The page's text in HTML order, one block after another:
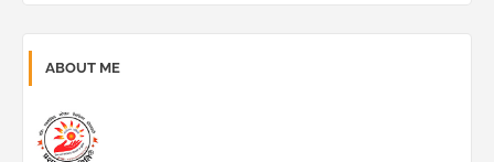
ABOUT ME